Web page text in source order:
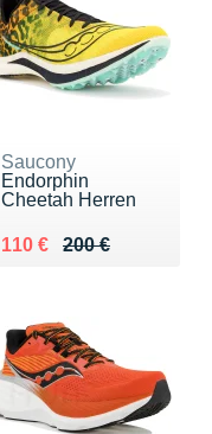
Saucony
Endorphin
Cheetah Herren
200 €
Au lieu de 200 €
110 €
Vendu 110 €